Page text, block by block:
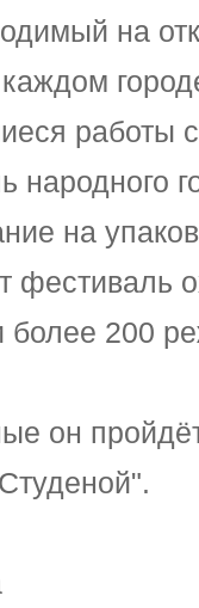
на
работы
народного
на
фестиваль
более 200
он